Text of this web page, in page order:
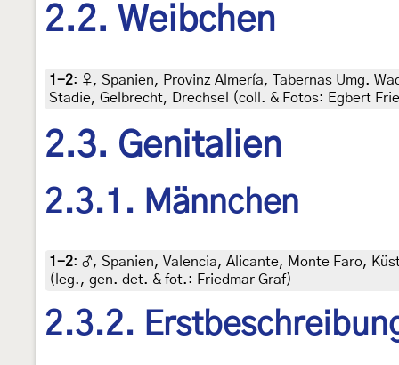
2.2. Weibchen
1-2: ♀, Spanien, Provinz Almería, Tabernas Umg.
Stadie, Gelbrecht, Drechsel (coll. & Fotos: Egbert
2.3. Genitalien
2.3.1. Männchen
1-2: ♂, Spanien, Valencia, Alicante, Monte Faro,
(leg., gen. det. & fot.: Friedmar Graf)
2.3.2.